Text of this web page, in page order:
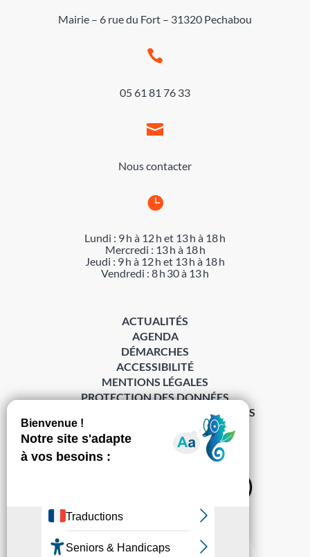
Mairie – 6 rue du Fort – 31320 Pechabou

05 61 81 76 33

Nous contacter

Lundi : 9 h à 12 h et 13 h à 18 h
Mercredi : 13 h à 18 h
Jeudi : 9 h à 12 h et 13 h à 18 h
Vendredi : 8 h 30 à 13 h
S’abonner à la Gazette ›
ACTUALITÉS
AGENDA
DÉMARCHES
ACCESSIBILITÉ
MENTIONS LÉGALES
PROTECTION DES DONNÉES
POLITIQUE DE GESTION DES COOKIES